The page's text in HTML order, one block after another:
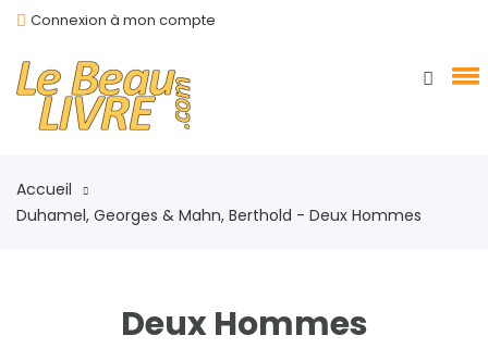
Connexion à mon compte
Accueil
Duhamel, Georges & Mahn, Berthold - Deux Hommes
Deux Hommes